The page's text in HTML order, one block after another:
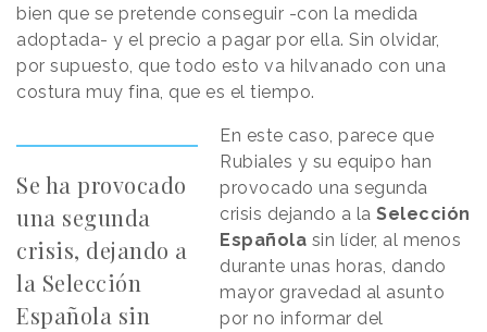
bien que se pretende conseguir -con la medida
adoptada- y el precio a pagar por ella. Sin olvidar,
por supuesto, que todo esto va hilvanado con una
costura muy fina, que es el tiempo.
Se ha provocado
una segunda
crisis, dejando a
la Selección
Española sin
En este caso, parece que
Rubiales y su equipo han
provocado una segunda
crisis dejando a laSelección
Española sin líder, al menos
durante unas horas, dando
mayor gravedad al asunto
por no informar del